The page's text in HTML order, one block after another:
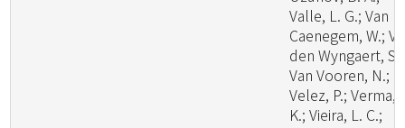
Valle, L. G.; Van
Caenegem, W.;
den Wyngaert, S.;
Van Vooren, N.;
Velez, P.; Verma,
K.; Vieira, L. C.;